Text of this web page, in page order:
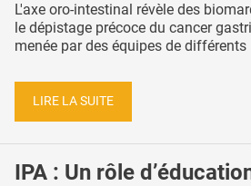
L'axe oro-intestinal révèle des
le dépistage précoce du cancer
menée par des équipes de différents
LIRE LA SUITE
IPA : Un rôle